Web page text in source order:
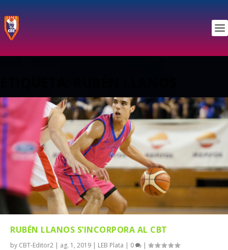
RUBÉN LLANOS S’INCORPORA AL CBT
by CBT-Editor2 | ag. 1, 2019 | LEB Plata | 0 |